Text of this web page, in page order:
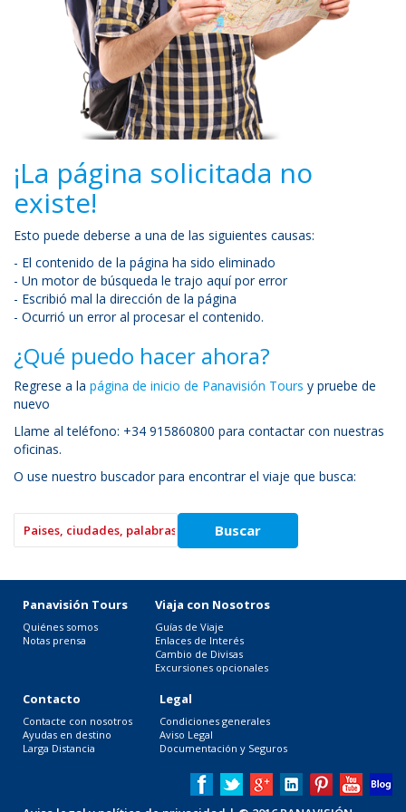
¡La página solicitada no
existe!
Esto puede deberse a una de las siguientes causas:
- El contenido de la página ha sido eliminado
- Un motor de búsqueda le trajo aquí por error
- Escribió mal la dirección de la página
- Ocurrió un error al procesar el contenido.
¿Qué puedo hacer ahora?
Regrese a la página de inicio de Panavisión Tours y pruebe de
nuevo
Llame al teléfono: +34 915860800 para contactar con nuestras
oficinas.
O use nuestro buscador para encontrar el viaje que busca:
Panavisión Tours
Quiénes somos
Notas prensa
Viaja con Nosotros
Guías de Viaje
Enlaces de Interés
Cambio de Divisas
Excursiones opcionales
Contacto
Contacte con nosotros
Ayudas en destino
Larga Distancia
Legal
Condiciones generales
Aviso Legal
Documentación y Seguros